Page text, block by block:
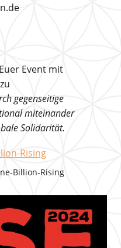
Event mit
gegenseitige
miteinander
Solidarität.
Billion-Rising